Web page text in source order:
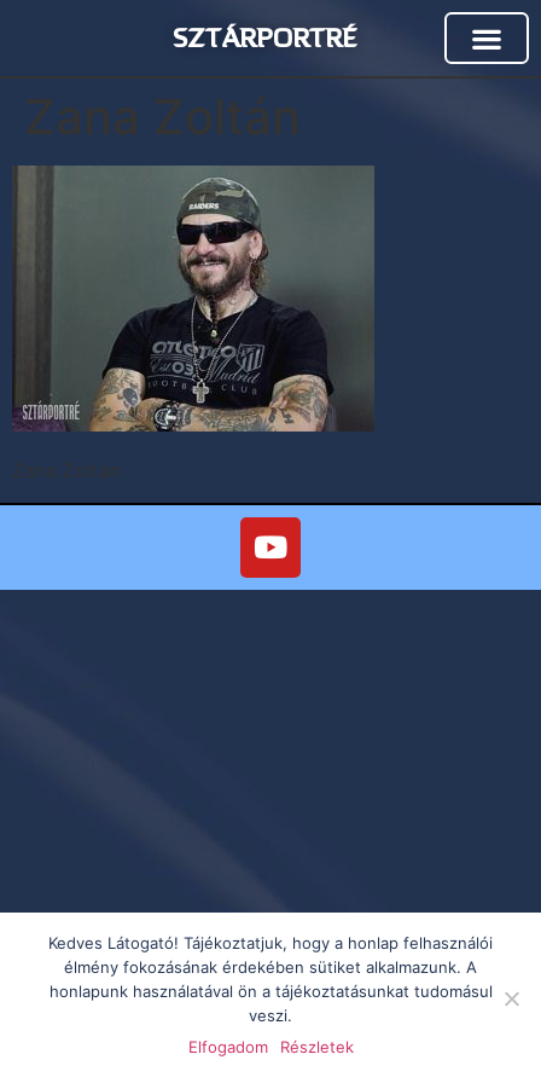
SZTÁRPORTRÉ
Zana Zoltán
Zana Zoltán
Kedves Látogató! Tájékoztatjuk, hogy a honlap felhasználói
élmény fokozásának érdekében sütiket alkalmazunk. A
honlapunk használatával ön a tájékoztatásunkat tudomásul
veszi.
Elfogadom
Részletek